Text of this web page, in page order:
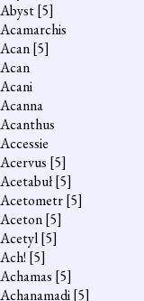
Abyst[5]
Acamarchis
Acan[5]
Acan
Acani
Acanna
Acanthus
Accessie
Acervus [5]
Acetabuł[5]
Acetometr[5]
Aceton[5]
Acetyl[5]
Ach! [5]
Achamas [5]
Achanamadi[5]